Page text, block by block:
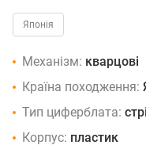
Японія
Механізм: кварцові
Країна походження:
Тип циферблата:
Корпус: пластик